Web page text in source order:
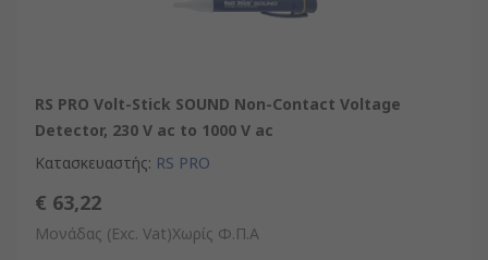
RS PRO Volt-Stick SOUND Non-Contact Voltage
Detector, 230 V ac to 1000 V ac
Κατασκευαστής: RS PRO
€ 63,22
Μονάδας (Exc. Vat)Χωρίς Φ.Π.Α